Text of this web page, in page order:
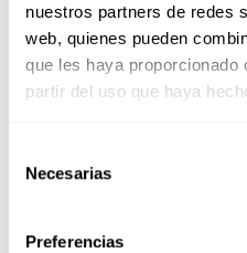
nuestros partners de redes
web, quienes pueden
que les haya proporcionado
partir del uso que haya
Necesarias
Preferencias
Vamos a
nos viene a
para llegar a